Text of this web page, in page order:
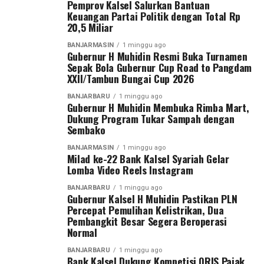
setiap tahun. Kami ingin kompetisi ini menjadi ajang
pembinaan sekaligus melahirkan bibit-bibit pesepak bola
berbakat dari Banua,” ungkap Gubernur H. Muhidin
Gubernur H. Muhidin juga mengenang masa mudanya
di Sekolah Guru Olahraga (SGO) Banjarmasin. Stadion 17
Mei, baginya menyimpan banyak kenangan sebagai
tempat berlatih bersama rekan-rekannya.
“Kembali ke stadion ini mengingatkan saya pada masa-
masa menjadi pemain sepak bola. Dulu setiap sore kami
berlatih di sini. Banyak kenangan yang tidak terlupakan,”
Gubernur H. Muhidin pun berpesan agar seluruh pemain
menjunjung tinggi sportivitas, sedangkan perangkat
pertandingan diminta memimpin kompetisi secara
Dalam sambutannya, Gubernur H. Muhidin
mengapresiasi kolaborasi berbagai pihak dalam
menyukseskan program tukar sampah dengan sembako.
Menurut Gubernur H. Muhidin, gerakan tersebut harus
dibarengi dengan budaya menjaga kebersihan, dimulai
dari lingkungan masing masing.
“Program tukar sampah dengan sembako harus menjadi
budaya. Kebersihan harus dimulai dari lingkungan
masing-masing.”
Lebih lanjut, Gubernur H. Muhidin juga mendorong
rehabilitasi hutan melalui penanaman tanaman
produktif yang dapat memberikan manfaat ekonomi
bagi masyarakat sekitar.
“Hutan harus memberi manfaat bagi masyarakat melalui
Pemprov Kalsel Salurkan Bantuan
Keuangan Partai Politik dengan Total Rp
20,5 Miliar
BANJARMASIN 1 minggu ago
Gubernur H Muhidin Resmi Buka Turnamen
Sepak Bola Gubernur Cup Road to Pangdam
XXII/Tambun Bungai Cup 2026
BANJARBARU 1 minggu ago
Gubernur H Muhidin Membuka Rimba Mart,
Dukung Program Tukar Sampah dengan
Sembako
BANJARMASIN 1 minggu ago
Milad ke-22 Bank Kalsel Syariah Gelar
Lomba Video Reels Instagram
BANJARBARU 1 minggu ago
Gubernur Kalsel H Muhidin Pastikan PLN
Percepat Pemulihan Kelistrikan, Dua
Pembangkit Besar Segera Beroperasi
Normal
BANJARBARU 1 minggu ago